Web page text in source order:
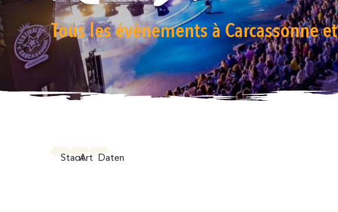
Tous les évènements à Carcassonne
StadtArt Daten